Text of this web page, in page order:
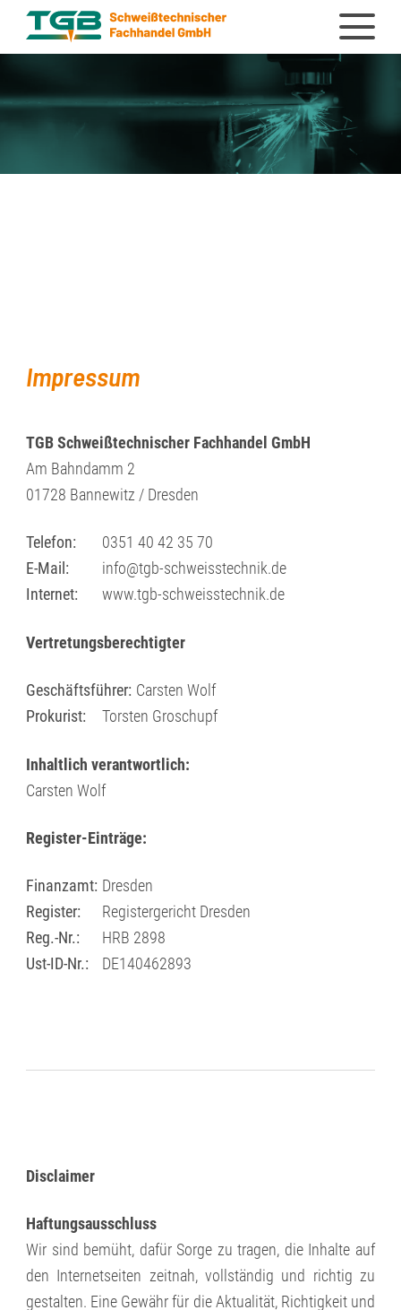
Impressum
TGB Schweißtechnischer Fachhandel GmbH
Am Bahndamm 2
01728 Bannewitz / Dresden
Telefon:
0351 40 42 35 70
E-Mail:
info@tgb-schweisstechnik.de
Internet:
www.tgb-schweisstechnik.de
Vertretungsberechtigter
Geschäftsführer: Carsten Wolf
Prokurist:
Torsten Groschupf
Inhaltlich verantwortlich:
Carsten Wolf
Register-Einträge:
Finanzamt: Dresden
Register:
Registergericht Dresden
Reg.-Nr.:
HRB 2898
Ust-ID-Nr.:
DE140462893
Disclaimer
Haftungsausschluss
Wir sind bemüht, dafür Sorge zu tragen, die Inhalte auf
den Internetseiten zeitnah, vollständig und richtig zu
gestalten. Eine Gewähr für die Aktualität, Richtigkeit und